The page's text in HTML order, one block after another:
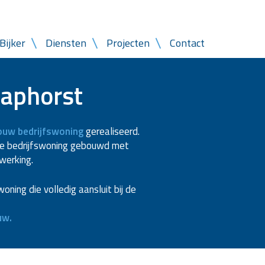
Diensten Projecten Contact
bedrijfswoninggerealiseerd.
bedrijfswoning gebouwd met
die volledig aansluit bij de